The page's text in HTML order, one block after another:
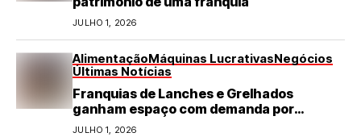
JULHO 1, 2026
AlimentaçãoMáquinas LucrativasNegócios
Últimas Notícias
Franquias de Lanches e Grelhados
ganham espaço com demanda por
refeições rápidas e de qualidade
JULHO 1, 2026